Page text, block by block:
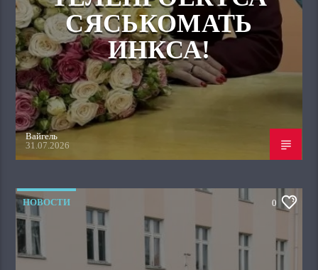
СЯСЬКОМАТЬ
ИНКСА!
Вайгель
31.07.2026
НОВОСТИ 0